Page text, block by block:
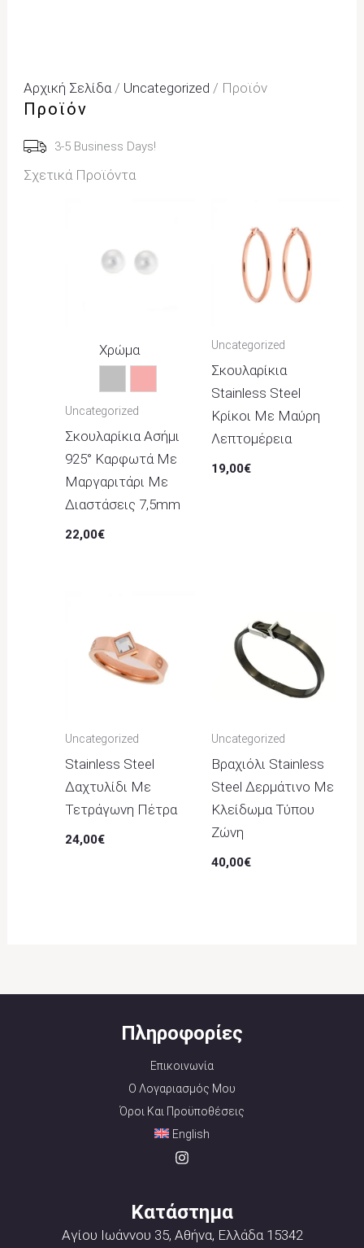
Αρχική Σελίδα / Uncategorized / Προϊόν
Προϊόν
3-5 Business Days!
Σχετικά Προϊόντα
Χρώμα
ΑσημίΡοζ
Uncategorized
Σκουλαρίκια Ασήμι
925° Καρφωτά Με
Μαργαριτάρι Με
Διαστάσεις 7,5mm
22,00€
Uncategorized
Σκουλαρίκια
Stainless Steel
Κρίκοι Με Μαύρη
Λεπτομέρεια
19,00€
Uncategorized
Stainless Steel
Δαχτυλίδι Με
Τετράγωνη Πέτρα
24,00€
Uncategorized
Βραχιόλι Stainless
Steel Δερμάτινο Με
Κλείδωμα Τύπου
Ζώνη
40,00€
Πληροφορίες
Επικοινωνία
Ο Λογαριασμός Μου
Όροι Και Προϋποθέσεις
English
Κατάστημα
Αγίου Ιωάννου 35, Αθήνα, Ελλάδα 15342